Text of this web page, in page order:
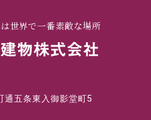
世界で一番素敵な場所
通五条東入御影堂町5